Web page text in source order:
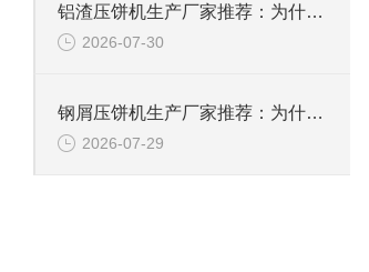
铝渣压饼机生产厂家推荐：为什么恩派特是值得信赖的选择？
2026-07-30
钢屑压饼机生产厂家推荐：为什么恩派特是您值得信赖的选择？
2026-07-29